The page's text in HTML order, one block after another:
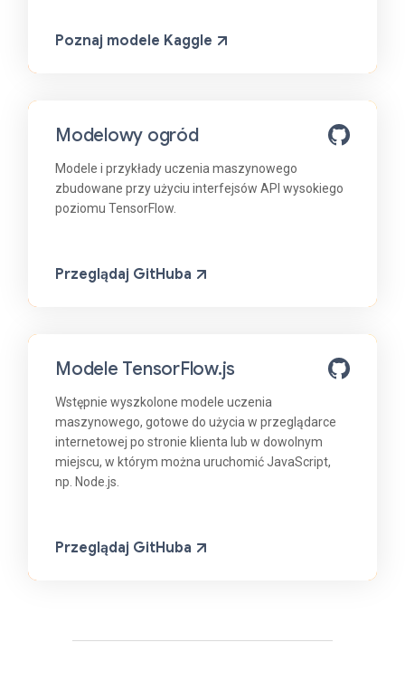
Poznaj modele Kaggle
Modelowy ogród
Modele i przykłady uczenia maszynowego
zbudowane przy użyciu interfejsów API wysokiego
poziomu TensorFlow.
Przeglądaj GitHuba
Modele TensorFlow.js
Wstępnie wyszkolone modele uczenia
maszynowego, gotowe do użycia w przeglądarce
internetowej po stronie klienta lub w dowolnym
miejscu, w którym można uruchomić JavaScript,
np. Node.js.
Przeglądaj GitHuba